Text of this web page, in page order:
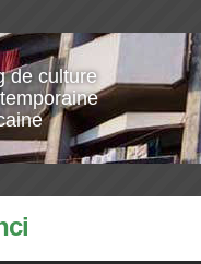
de culture